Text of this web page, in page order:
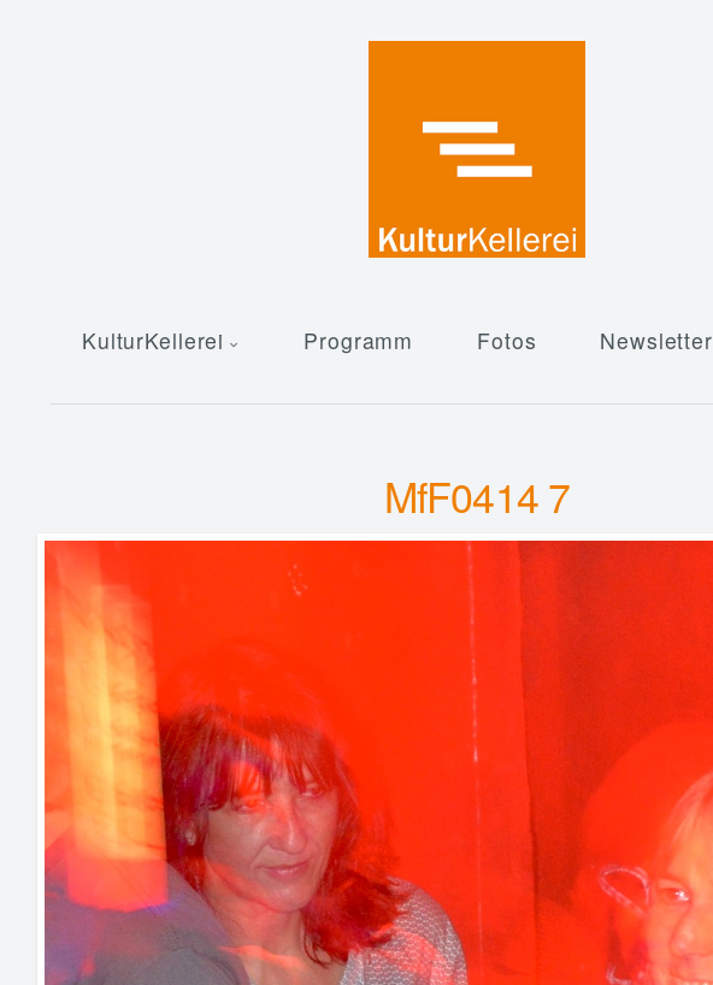
KulturKellerei Programm Fotos Newsletter
MfF0414 7